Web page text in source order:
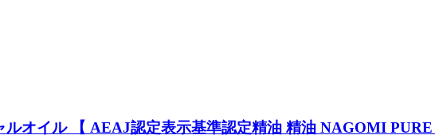
オイル 【 AEAJ認定表示基準認定精油 精油 NAGOMI